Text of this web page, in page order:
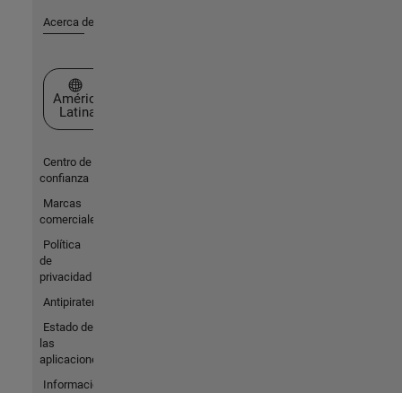
Acerca de MathWorks
Seleccione un país/idioma
América
Latina
Centro de
confianza
Marcas
comerciales
Política
de
privacidad
Antipiratería
Estado de
las
aplicaciones
Información